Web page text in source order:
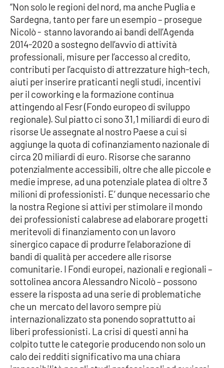
VIDEO
Ambiente
Cronaca
Cultura
Economia e Lavoro
Politica
Sanità
Società
Sport
RUBRICHE
Good Morning Vietnam
Parchi Marini Calabria
Leggendo Alvaro insieme
Imprese Di Calabria
“Non solo le regioni del nord, ma anche Puglia e
Sardegna, tanto per fare un esempio – prosegue
Nicolò - stanno lavorando ai bandi dell’Agenda
2014-2020 a sostegno dell’avvio di attività
professionali, misure per l’accesso al credito,
contributi per l’acquisto di attrezzature high-tech,
aiuti per inserire praticanti negli studi, incentivi
per il coworking e la formazione continua
attingendo al Fesr (Fondo europeo di sviluppo
regionale). Sul piatto ci sono 31,1 miliardi di euro di
risorse Ue assegnate al nostro Paese a cui si
aggiunge la quota di cofinanziamento nazionale di
circa 20 miliardi di euro. Risorse che saranno
potenzialmente accessibili, oltre che alle piccole e
medie imprese, ad una potenziale platea di oltre 3
milioni di professionisti. E’ dunque necessario che
la nostra Regione si attivi per stimolare il mondo
dei professionisti calabrese ad elaborare progetti
meritevoli di finanziamento con un lavoro
sinergico capace di produrre l’elaborazione di
bandi di qualità per accedere alle risorse
comunitarie. I Fondi europei, nazionali e regionali –
sottolinea ancora Alessandro Nicolò – possono
essere la risposta ad una serie di problematiche
che un mercato del lavoro sempre più
internazionalizzato sta ponendo soprattutto ai
liberi professionisti. La crisi di questi anni ha
colpito tutte le categorie producendo non solo un
calo dei redditi significativo ma una chiara